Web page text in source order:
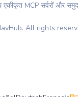
MCP सर्वरों और
All rights